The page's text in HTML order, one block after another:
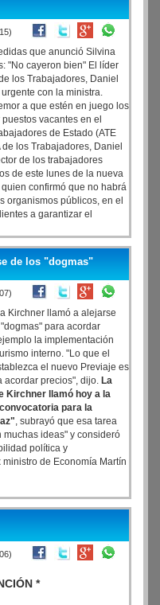
que anunció Silvina
"No cayeron bien" El líder
los Trabajadores, Daniel
con la ministra.
a que estén en juego los
vacantes en el
de Estado (ATE
los Trabajadores, Daniel
de los trabajadores
de este lunes de la nueva
confirmó que no habrá
organismos públicos, en el
a garantizar el
de los "dogmas"
Kirchner llamó a alejarse
para acordar
la implementación
interno. "Lo que el
el nuevo Previaje es
acordar precios", dijo. La
Kirchner llamó hoy a la
para la
, subrayó que esa tarea
ideas" y consideró
política y
de Economía Martín
*